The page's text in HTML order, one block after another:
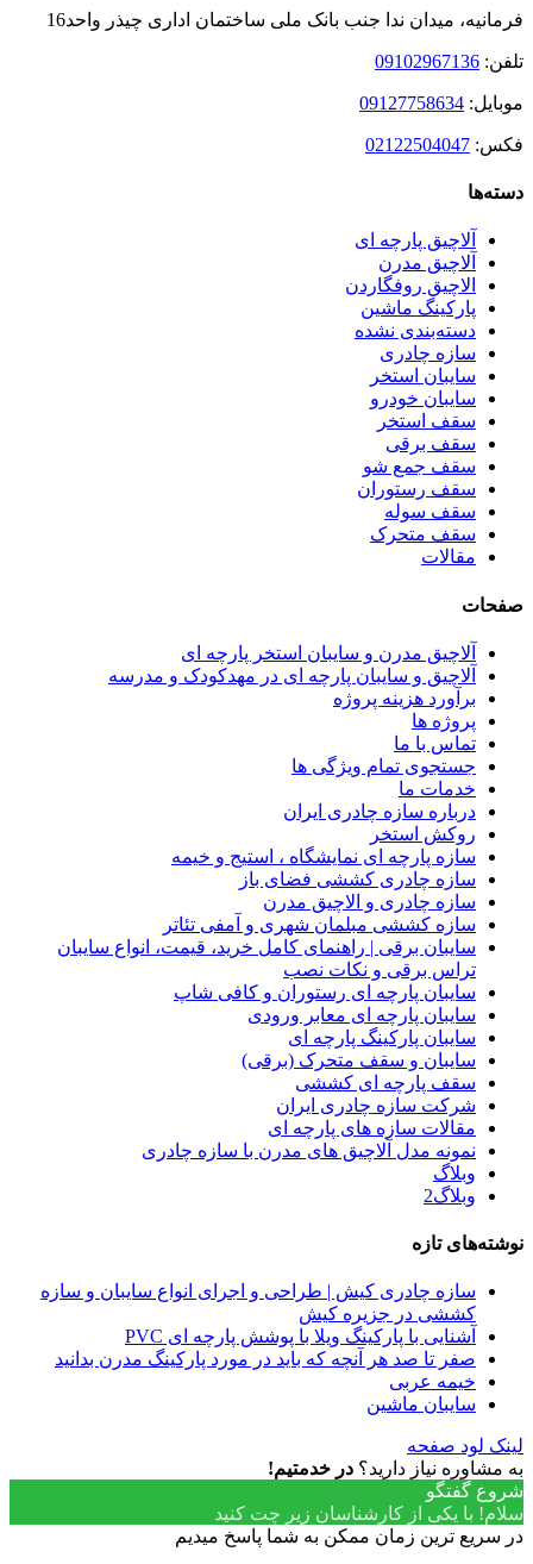
Sliding
Bar
فرمانیه، میدان ندا جنب بانک ملی ساختمان اداری چیذر واحد16
تلفن: 09102967136
موبایل: 09127758634
فکس: 02122504047
دسته‌ها
آلاچیق پارچه ای
آلاچیق مدرن
الاچیق روفگاردن
پارکینگ ماشین
دسته‌بندی نشده
سازه چادری
سایبان استخر
سایبان خودرو
سقف استخر
سقف برقی
سقف جمع شو
سقف رستوران
سقف سوله
سقف متحرک
مقالات
صفحات
آلاچیق مدرن و سایبان استخر پارچه ای
آلاچیق و سایبان پارچه ای در مهدکودک و مدرسه
برآورد هزینه پروژه
پروژه ها
تماس با ما
جستجوی تمام ویژگی ها
خدمات ما
درباره سازه چادری ایران
روکش استخر
سازه پارچه ای نمایشگاه ، استیج و خیمه
سازه چادری کششی فضای باز
سازه چادری و الاچیق مدرن
سازه کششی مبلمان شهری و آمفی تئاتر
سایبان برقی | راهنمای کامل خرید، قیمت، انواع سایبان
تراس برقی و نکات نصب
سایبان پارچه ای رستوران و کافی شاپ
سایبان پارچه ای معابر ورودی
سایبان پارکینگ پارچه ای
سایبان و سقف متحرک (برقی)
سقف پارچه ای کششی
شرکت سازه چادری ایران
مقالات سازه های پارچه ای
نمونه مدل آلاچیق های مدرن با سازه چادری
وبلاگ
وبلاگ2
نوشته‌های تازه
سازه چادری کیش | طراحی و اجرای انواع سایبان و سازه
کششی در جزیره کیش
آشنایی با پارکینگ ویلا با پوشش پارچه ای PVC
صفر تا صد هر آنچه که باید در مورد پارکینگ مدرن بدانید
خیمه عربی
سایبان ماشین
لینک لود صفحه
به مشاوره نیاز دارید؟ در خدمتیم!
شروع گفتگو
سلام! با یکی از کارشناسان زیر چت کنید
در سریع ترین زمان ممکن به شما پاسخ میدیم